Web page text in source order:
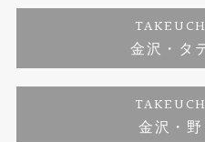
婚約ネックレス
ダイヤモンド
ジュエリーリフォーム
プロポーズサポート
ブランドリスト
福井指輪工房｜手作りペアリン
お客様の声
プライバシーポリシー
金沢・タ
金沢・